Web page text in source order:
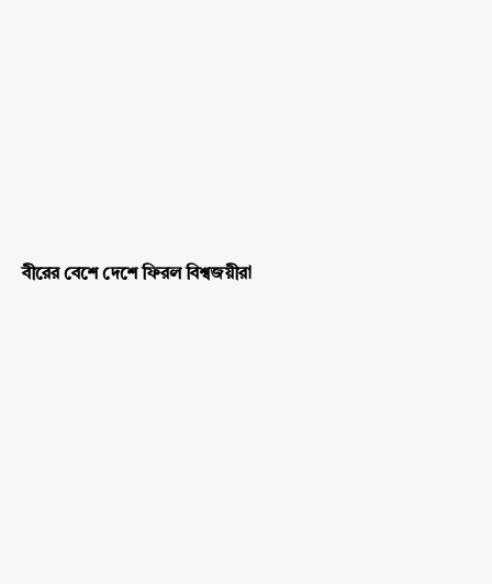
বীরের বেশে দেশে ফিরল বিশ্বজয়ীরা